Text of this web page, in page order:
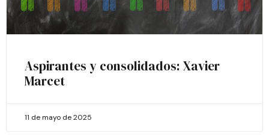
Aspirantes y consolidados: Xavier
Marcet
11 de mayo de 2025